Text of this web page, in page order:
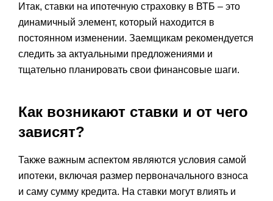
Итак, ставки на ипотечную страховку в ВТБ – это
динамичный элемент, который находится в
постоянном изменении. Заемщикам рекомендуется
следить за актуальными предложениями и
тщательно планировать свои финансовые шаги.
Как возникают ставки и от чего
зависят?
Также важным аспектом являются условия самой
ипотеки, включая размер первоначального взноса
и саму сумму кредита. На ставки могут влиять и